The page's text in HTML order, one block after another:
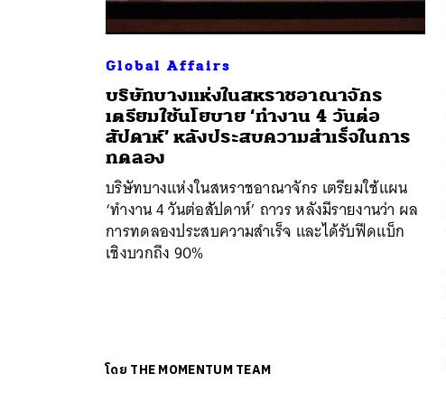
Global Affairs
บริษัทบางแห่งในสหราชอาณาจักร
เตรียมใช้นโยบาย ‘ทำงาน 4 วันต่อ
สัปดาห์’ หลังประสบความสำเร็จในการ
ทดลอง
บริษัทบางแห่งในสหราชอาณาจักร เตรียมใช้แผน
‘ทำงาน 4 วันต่อสัปดาห์’ ถาวร หลังมีรายงานว่า ผล
การทดลองประสบความสำเร็จ และได้รับฟีดแบ็ก
เชิงบวกถึง 90%
โดย THE MOMENTUM TEAM